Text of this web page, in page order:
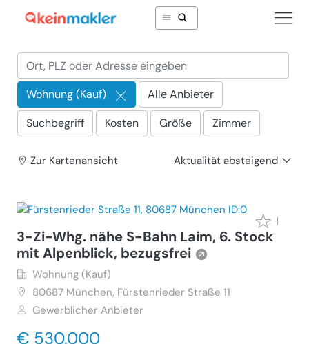
Wohnung (Kauf) x
Alle Anbieter
Suchbegriff
Kosten Größe Zimmer
Zur Kartenansicht Aktualität absteigend
3-Zi-Whg. nähe S-Bahn Laim, 6. Stock
mit Alpenblick, bezugsfrei
Wohnung (Kauf)
80687 München, Fürstenrieder Straße 11
Gewerblicher Anbieter
€ 530.000